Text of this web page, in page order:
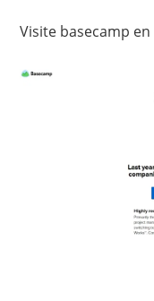
Visite basecamp en